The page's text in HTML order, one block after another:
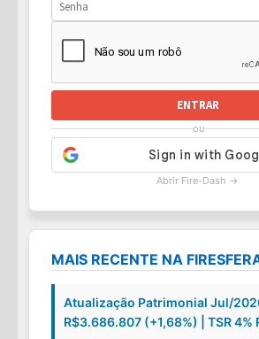
ENTRAR
ou
Abrir Fire-Dash →
MAIS RECENTE NA
Atualização Patrimonial Jul/
R$3.686.807 (+1,68%) | TSR 4%